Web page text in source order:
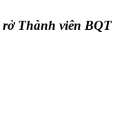
rở Thành viên BQT